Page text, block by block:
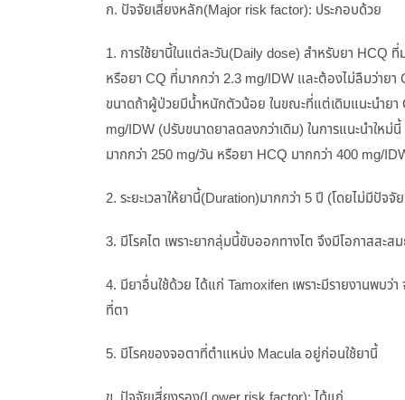
ก. ปัจจัยเสี่ยงหลัก(Major risk factor): ประกอบด้วย
1. การใช้ยานี้ในแต่ละวัน(Daily dose) สำหรับยา HCQ
หรือยา CQ ที่มากกว่า 2.3 mg/IDW และต้องไม่ลืมว่ายา
ขนาดถ้าผู้ป่วยมีน้ำหนักตัวน้อย ในขณะที่แต่เดิมแนะนำยา
mg/IDW (ปรับขนาดยาลดลงกว่าเดิม) ในการแนะนำให
มากกว่า 250 mg/วัน หรือยา HCQ มากกว่า 400 mg/
2. ระยะเวลาให้ยานี้(Duration)มากกว่า 5 ปี (โดยไม่มีปัจจั
3. มีโรคไต เพราะยากลุ่มนี้ขับออกทางไต จึงมีโอกาสสะส
4. มียาอื่นใช้ด้วย ได้แก่ Tamoxifen เพราะมีรายงานพบว่
ที่ตา
5. มีโรคของจอตาที่ตำแหน่ง Macula อยู่ก่อนใช้ยานี้